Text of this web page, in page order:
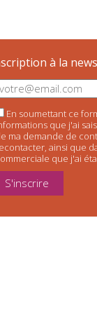
à la
En soumettant ce
que j'ai
ma demande de
ainsi que
que j'ai